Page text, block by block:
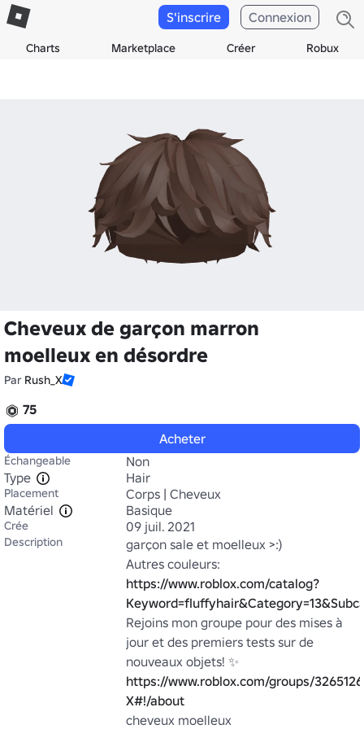
Charts Marketplace Créer Robux
S'inscrire Connexion
Cheveux de garçon marron
moelleux en désordre
Par Rush_X
75
Acheter
Échangeable
Non
Type
Hair
Placement
Corps | Cheveux
Matériel
Basique
Crée 09 juil. 2021
Description
garçon sale et moelleux >:)
https://www.roblox.com/catalog?
Rejoins mon groupe pour des mises à
jour et des premiers tests sur de
https://www.roblox.com/groups/
X#!/about
cheveux moelleux